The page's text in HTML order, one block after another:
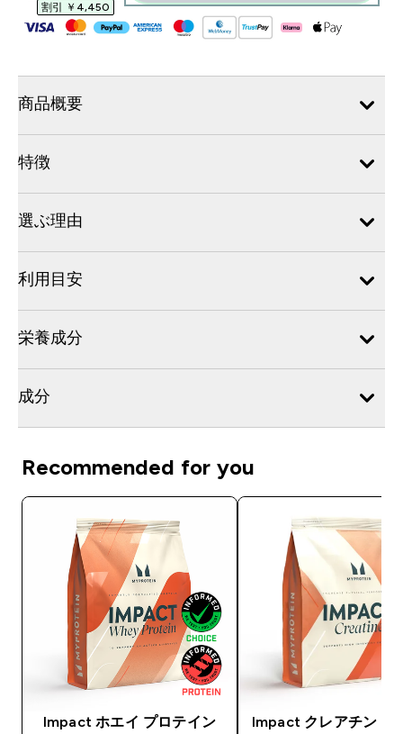
割引 ￥4,450‎
商品概要
特徴
選ぶ理由
利用目安
栄養成分
成分
Recommended for you
Impact ホエイ プロテイン
Impact クレアチン モ